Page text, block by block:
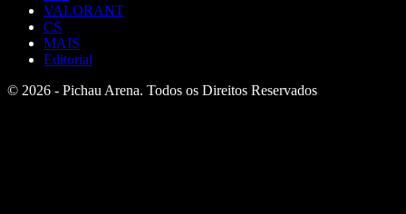
VALORANT
CS
MAIS
Editorial
© 2026 - Pichau Arena. Todos os Direitos Reservados